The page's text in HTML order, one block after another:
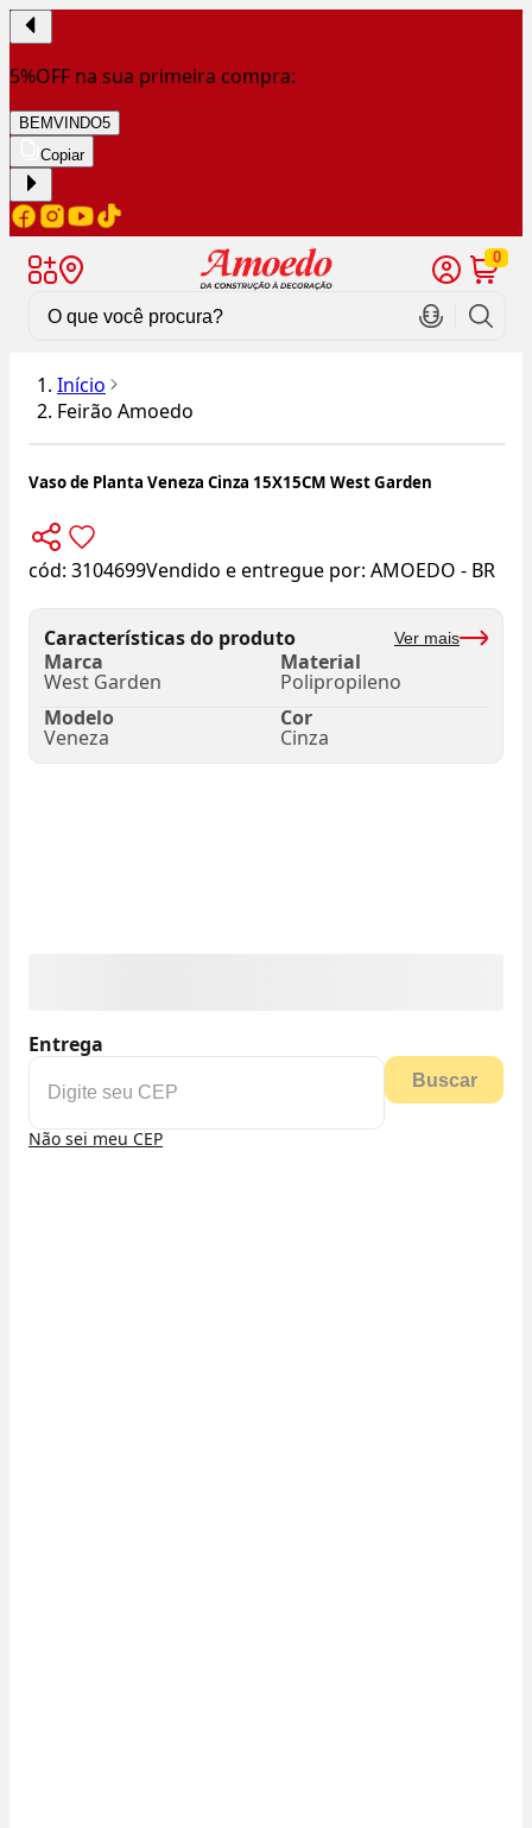
5%OFF na sua primeira compra:
BEMVINDO5
Copiar
0
Início
Feirão Amoedo
Vaso de Planta Veneza Cinza 15X15CM West Garden
cód: 3104699Vendido e entregue por: AMOEDO - BR
Características do produto Ver mais
Marca
West Garden
Material
Polipropileno
Modelo
Veneza
Cor
Cinza
Entrega
Buscar
Não sei meu CEP